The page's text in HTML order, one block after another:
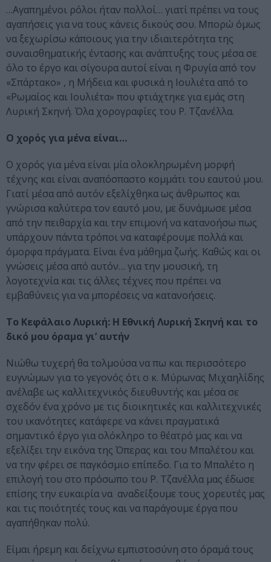
…Αγαπημένοι ρόλοι ήταν πολλοί… γιατί πρέπει να τους
αγαπήσεις για να τους κάνεις δικούς σου. Μπορώ όμως
να ξεχωρίσω κάποιους για την ιδιαιτερότητα της
συναισθηματικής έντασης και ανάπτυξης τους μέσα σε
όλο το έργο και σίγουρα αυτοί είναι η Φρυγία από τον
«Σπάρτακο» , η Μήδεια και φυσικά η Ιουλιέτα από το
«Ρωμαίος και Ιουλιέτα» που φτιάχτηκε για εμάς στη
Λυρική Σκηνή. Όλα χορογραφίες του Ρ. Τζανέλλα.
Ο χορός για μένα είναι…
Ο χορός για μένα είναι μία ολοκληρωμένη μορφή
τέχνης και είναι αναπόσπαστο κομμάτι του εαυτού μου.
Γιατί μέσα από αυτόν εξελίχθηκα ως άνθρωπος και
γνώρισα καλύτερα τον εαυτό μου, με δυνάμωσε μέσα
από την πειθαρχία και την επιμονή να κατανοήσω πως
υπάρχουν πάντα τρόποι να καταφέρουμε πολλά και
όμορφα πράγματα. Είναι ένα μάθημα ζωής. Καθώς και οι
γνώσεις μέσα από αυτόν… για την μουσική, τη
λογοτεχνία και τις άλλες τέχνες που πρέπει να
εμβαθύνεις για να μπορέσεις να κατανοήσεις.
Το Κεφάλαιο Λυρική: Η Εθνική Λυρική Σκηνή και το
δικό μου όραμα γι’ αυτήν
Νιώθω τυχερή θα τολμούσα να πω και περισσότερο
ευγνώμων για το γεγονός ότι ο κ. Μύρωνας Μιχαηλίδης
ανέλαβε ως καλλιτεχνικός διευθυντής και μέσα σε
σχεδόν ένα χρόνο με τις διοικητικές και καλλιτεχνικές
του ικανότητες κατάφερε να κάνει πραγματικά
σημαντικό έργο για ολόκληρο το θέατρό μας και να
εξελίξει την εικόνα της Όπερας και του Μπαλέτου και
να την φέρει σε παγκόσμιο επίπεδο. Για το Μπαλέτο η
επιλογή του στο πρόσωπο του Ρ. Τζανέλλα μας έδωσε
επίσης την ευκαιρία να αναδείξουμε τους χορευτές μας
και τις ποιότητές τους και να παράγουμε έργα που
αγαπήθηκαν πολύ.
Είμαι ήρεμη και δείχνω εμπιστοσύνη στο όραμά τους